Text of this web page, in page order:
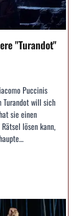
"Turandot"
Puccinis
Turandot will sich
sie einen
lösen kann,